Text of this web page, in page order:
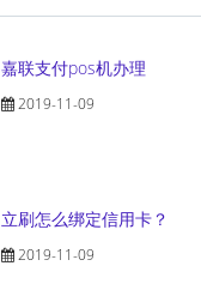
嘉联支付pos机办理
2019-11-09
立刷怎么绑定信用卡？
2019-11-09